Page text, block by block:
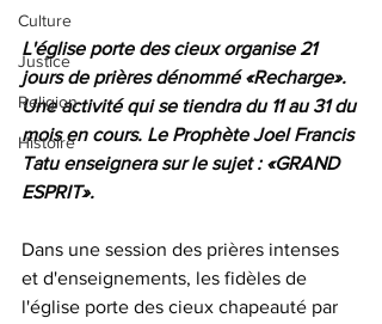
Culture
Justice
Religion
Histoire
L'église porte des cieux organise 21
jours de prières dénommé «Recharge».
Une activité qui se tiendra du 11 au 31 du
mois en cours. Le Prophète Joel Francis
Tatu enseignera sur le sujet : «GRAND
ESPRIT».
Dans une session des prières intenses
et d'enseignements, les fidèles de
l'église porte des cieux chapeauté par